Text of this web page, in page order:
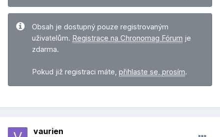
Obsah je dostupný pouze registrovaným
uživatelům. Registrace na Chronomag Fórum je
zdarma.
Pokud již registraci máte, přihlaste se, prosím.
vaurien